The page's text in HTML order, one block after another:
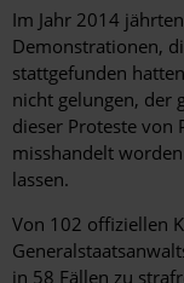
Im Jahr 2014
Demonstrationen,
stattgefunden
nicht gelungen, der
dieser Proteste von
misshandelt
lassen.
Von 102 offiziellen
in 58 Fällen zu